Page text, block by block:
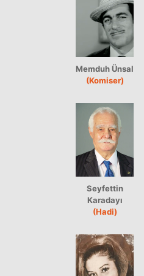
Memduh Ünsal
(Komiser)
Seyfettin
Karadayı
(Hadi)